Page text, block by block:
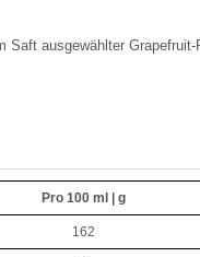
Saft ausgewählter Grapefruit-
Pro 100 ml | g
162